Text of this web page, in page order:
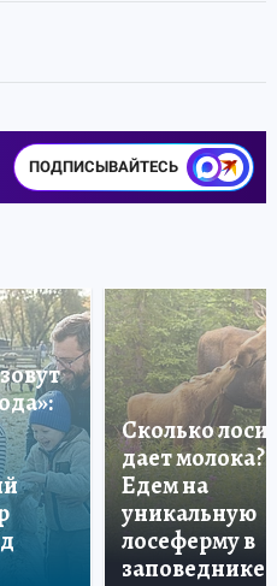
ПОДПИСЫВАЙТЕСЬ
Сколько лосиха
дает молока?
Едем на
уникальную
лосеферму в
заповеднике!